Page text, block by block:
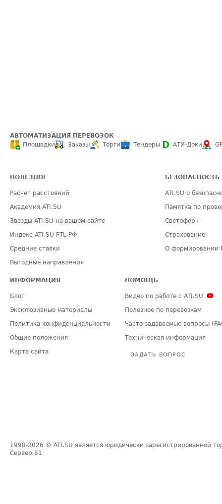
АВТОМАТИЗАЦИЯ ПЕРЕВОЗОК
Площадки
Заказы Торги Тендеры АТИ-Доки
ПОЛЕЗНОЕ
Расчет расстояний
Академия ATI.SU
Звезды ATI.SU на вашем сайте
Индекс ATI.SU FTL РФ
Средние ставки
Выгодные направления
БЕЗОПАСНОСТЬ
ATI.SU о
Памятка по
Светофор+
Страхование
О формировании
ИНФОРМАЦИЯ
Блог
Эксклюзивные материалы
Политика конфиденциальности
Общие положения
Карта сайта
ПОМОЩЬ
Видео по работе с ATI.SU
Полезное по перевозкам
Часто задаваемые вопросы
Техническая информация
ЗАДАТЬ ВОПРОС
1998-2026 © ATI.SU является юридически зарегистрированной
Сервер 61